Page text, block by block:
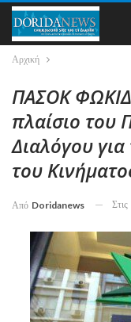
Αρχική
ΠΑΣΟΚ
πλαίσιο του
Διαλόγου για
του
Από Doridanews Στις